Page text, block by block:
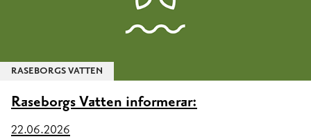
RASEBORGS VATTEN
Raseborgs Vatten informerar:
22.06.2026